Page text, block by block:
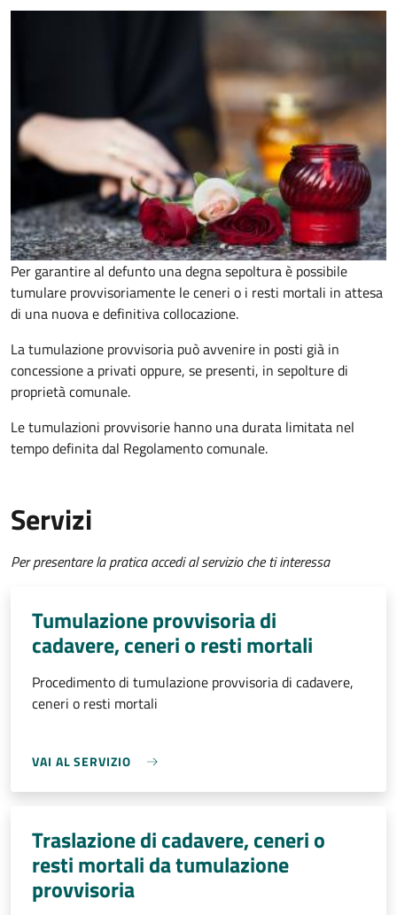
Per garantire al defunto una degna sepoltura è possibile
tumulare provvisoriamente le ceneri o i resti mortali in attesa
di una nuova e definitiva collocazione.
La tumulazione provvisoria può avvenire in posti già in
concessione a privati oppure, se presenti, in sepolture di
proprietà comunale.
Le tumulazioni provvisorie hanno una durata limitata nel
tempo definita dal Regolamento comunale.
Servizi
Per presentare la pratica accedi al servizio che ti interessa
Tumulazione provvisoria di
cadavere, ceneri o resti mortali
Procedimento di tumulazione provvisoria di cadavere,
ceneri o resti mortali
VAI AL SERVIZIO
Traslazione di cadavere, ceneri o
resti mortali da tumulazione
provvisoria